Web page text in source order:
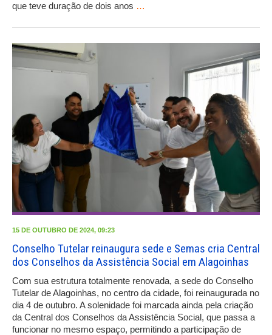
que teve duração de dois anos …
15 DE OUTUBRO DE 2024, 09:23
Conselho Tutelar reinaugura sede e Semas cria Central
dos Conselhos da Assistência Social em Alagoinhas
Com sua estrutura totalmente renovada, a sede do Conselho
Tutelar de Alagoinhas, no centro da cidade, foi reinaugurada no
dia 4 de outubro. A solenidade foi marcada ainda pela criação
da Central dos Conselhos da Assistência Social, que passa a
funcionar no mesmo espaço, permitindo a participação de